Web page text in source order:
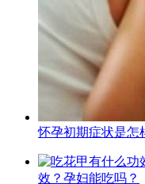
怀孕初期症状是怎
效？孕妇能吃吗？